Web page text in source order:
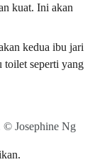
kuat. Ini akan
kedua ibu jari
toilet seperti yang
© Josephine Ng